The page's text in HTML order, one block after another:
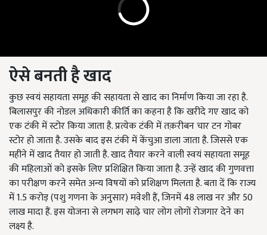
ऐसेबनतीहैखाद
कुछ स्वयं सहायता समूह की सहायता से खाद का निर्माण किया जा रहा है.
बिलासपुर की नोडल अधिकारी कीर्ति का कहना है कि खरीदे गए खाद को
एक टंकी में स्टोर किया जाता है. प्रत्येक टंकी में तक़रीबन चार टन गोबर
स्टोर हो जाता है. उसके बाद इस टंकी में केंचुआ डाला जाता है. जिससे एक
महीने में खाद तैयार हो जाती है. खाद तैयार करने वाली स्वयं सहायता समूह
की महिलाओं को इसके लिए प्रशिक्षित किया जाता है. उन्हें खाद की गुणवत्ता
का परीक्षण करने समेत अन्य विषयों को प्रशिक्षण मिलता है. बता दें कि राज्य
में 1.5 करोड़ (पशु गणना के अनुसार) मवेशी हैं, जिनमें 48 लाख नर और 50
लाख मादा हैं. इस योजना से लगभग साढ़े चार लोग लोगों रोजगार देने का
लक्ष्य है.